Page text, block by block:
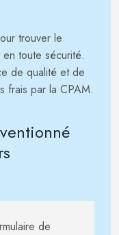
trouver le
toute sécurité.
de qualité et de
frais par la CPAM.
de